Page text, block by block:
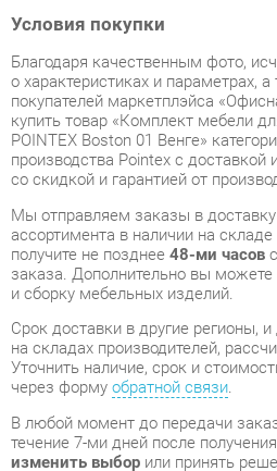
POINTEX Boston 01 Венге»
со скидкой и гарантией от
Мы отправляем заказы в доставку
ассортимента в наличии на складе
получите не позднее48-ми часовс
заказа. Дополнительно вы можете
и сборку мебельных изделий.
Срок доставки в другие регионы, и
на складах производителей,
Уточнить наличие, срок и
через форму обратной связи
В любой момент до передачи заказа
изменить выборили принять
Несмотря на качественную
могут быть повреждены при
деталь.Повторная доставка
На всю мебель категории Готовые